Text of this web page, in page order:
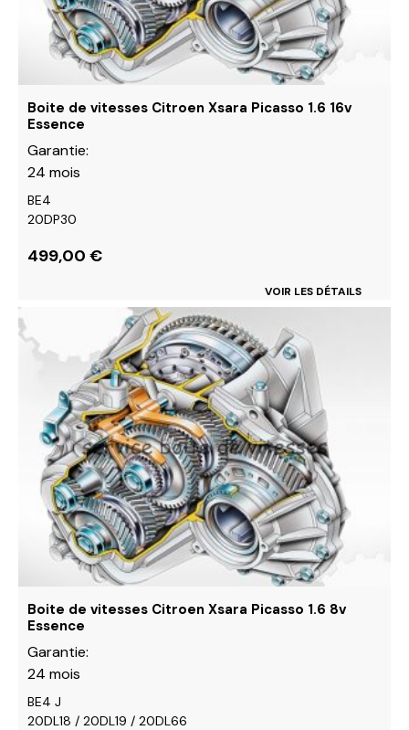
Boite de vitesses Citroen Xsara Picasso 1.6 16v
Essence
Garantie:
24 mois
BE4
20DP30
499,00 €
VOIR LES DÉTAILS
choisies
du
produit
Boite de vitesses Citroen Xsara Picasso 1.6 8v
Essence
Garantie:
24 mois
BE4 J
20DL18 / 20DL19 / 20DL66
Ce
produit
plusieurs
variations.
options
peuvent
être
choisies
du
produit